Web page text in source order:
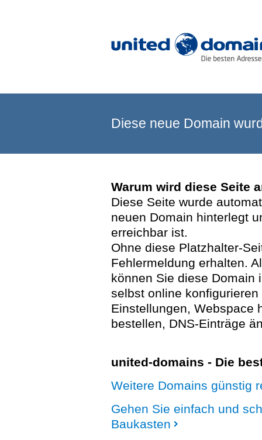
Diese neue Domain
Warum wird diese Seite
Diese Seite wurde
neuen Domain hinterlegt
erreichbar ist.
Ohne diese Platzhalter-
Fehlermeldung erhalten.
können Sie diese Domain
selbst online
Einstellungen, Webspace
bestellen, DNS-Einträge
united-domains - Die
Weitere Domains günstig
Gehen Sie einfach und
Baukasten